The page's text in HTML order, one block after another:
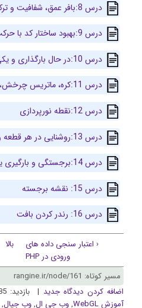
درس 8:بافر عمق، شفافیت و ترکیب
درس 9:بهبود ساختار کد با حرکت زیاد
درس 10:در حال بارگذاری و یکی از اساسی ترین نوع دوربین
درس 11:کره، ماتریس چرخش، و رویدادهای ماوس
درس 12:نقطه نورپردازی
درس 13:روشنایی در هر قطعه و برنامه های متعدد
درس 14:برجستگی و بارگیری یک مدل JSON
درس 15: نقشه برجسته
درس 16: رندر کردن بافت
‹ اعتبار سنجی داده های
ورودی در PHP
بالا
مسیر کوتاه: rangine.ir/node/161
اضافه کردن دیدگاه جدید | بازدید: 29485 مرتبه | برچسب‌ها:
آموزش WebGL
,وب جی ال,وب جیال,